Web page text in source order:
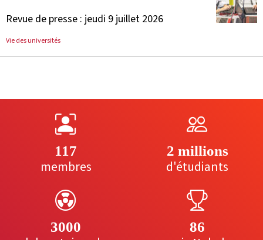
Revue de presse : jeudi 9 juillet 2026
Vie des universités
117
membres
2 millions
d'étudiants
3000 86